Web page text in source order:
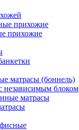
прихожие
прихожие
матрасы (боннель)
независимым блоком
матрасы